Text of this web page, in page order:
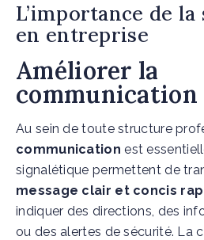
L’importance de
en entreprise
Améliorer la
communication
Au sein de toute structure
communication est
signalétique permettent de
message clair et concis
indiquer des directions, des
ou des alertes de sécurité. La